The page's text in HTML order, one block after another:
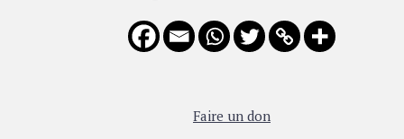
Faire un don